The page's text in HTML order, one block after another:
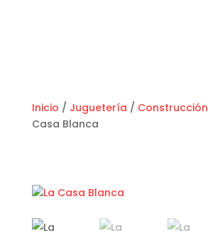
Inicio / Juguetería / Construcción
Casa Blanca